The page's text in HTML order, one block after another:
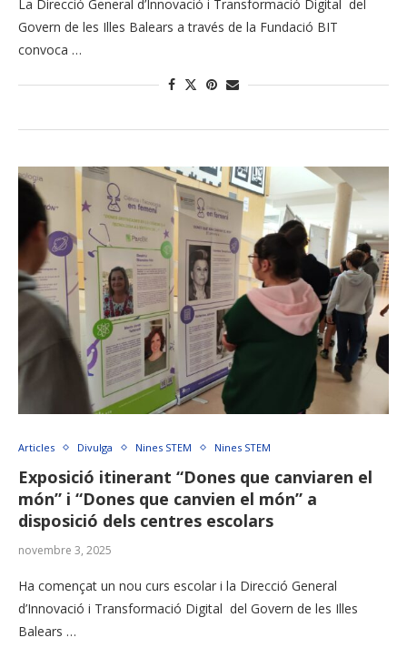
La Direcció General d’Innovació i Transformació Digital del
Govern de les Illes Balears a través de la Fundació BIT
convoca …
Articles Divulga Nines STEM Nines STEM
Exposició itinerant “Dones que canviaren el
món” i “Dones que canvien el món” a
disposició dels centres escolars
novembre 3, 2025
Ha començat un nou curs escolar i la Direcció General
d’Innovació i Transformació Digital del Govern de les Illes
Balears …